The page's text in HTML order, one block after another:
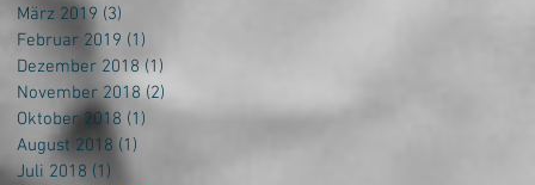
März 2019 (3)
Februar 2019 (1)
Dezember 2018 (1)
November 2018 (2)
Oktober 2018 (1)
August 2018 (1)
Juli 2018 (1)